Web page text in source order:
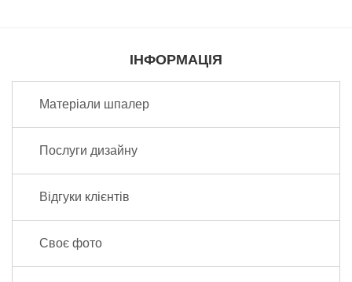
ІНФОРМАЦІЯ
Матеріали шпалер
Послуги дизайну
Відгуки клієнтів
Своє фото